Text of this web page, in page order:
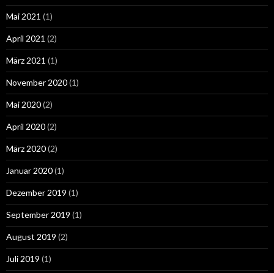
Mai 2021 (1)
April 2021 (2)
März 2021 (1)
November 2020(1)
Mai 2020(2)
April 2020(2)
März 2020(2)
Januar 2020(1)
Dezember 2019 (1)
September 2019 (1)
August 2019 (2)
Juli 2019 (1)